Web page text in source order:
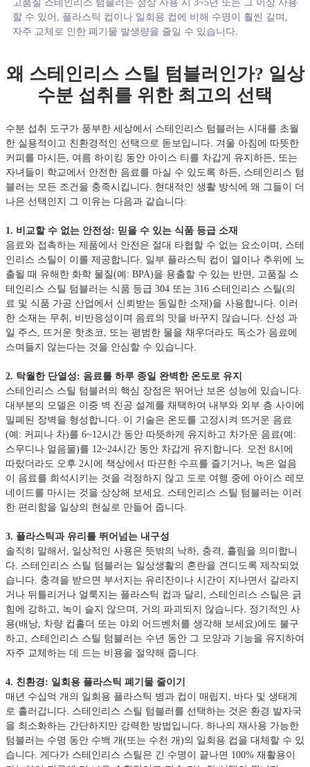
고품질 스테인리스 텀블러는 정상 사용 시 3~5년 또는 그 이상 사용
할 수 있어, 플라스틱 컵이나 일회용 컵에 비해 수명이 훨씬 길며,
자주 교체로 인한 폐기물 발생량을 줄일 수 있습니다.
왜 스테인리스 스틸 텀블러인가? 일상
수분 섭취를 위한 최고의 선택
수분 섭취 도구가 풍부한 세상에서 스테인리스 텀블러는 시대를 초월
한 실용적이고 친환경적인 선택으로 돋보입니다. 겨울 아침에 따뜻한
커피를 마시든, 여름 하이킹 동안 아이스 티를 차갑게 유지하든, 또는
자녀들이 학교에서 안전한 음료를 마실 수 있도록 하든, 스테인리스 텀
블러는 모든 조건을 충족시킵니다. 현대적인 생활 방식에 왜 그들이 더
나은 선택인지 그 이유는 다음과 같습니다:
1. 비교할 수 없는 안전성: 믿을 수 있는 식품 등급 소재
음료와 접촉하는 제품에서 안전은 절대 타협할 수 없는 요소이며, 스테
인리스 스틸이 이를 제공합니다. 일부 플라스틱 컵이 열이나 추위에 노
출될 때 유해한 화학 물질(예: BPA)을 용출할 수 있는 반면, 고품질 스
테인리스 스틸 텀블러는 식품 등급 304 또는 316 스테인리스 스틸(의
료 및 식품 가공 산업에서 신뢰받는 동일한 소재)을 사용합니다. 이러
한 소재는 무취, 비반응성이며 음료의 맛을 바꾸지 않습니다. 산성 과
일 주스, 뜨거운 핫초코, 또는 평범한 물을 채우더라도 독소가 음료에
스며들지 않는다는 것을 안심할 수 있습니다.
2. 탁월한 단열성: 음료를 하루 종일 완벽한 온도로 유지
스테인리스 스틸 텀블러의 핵심 장점은 뛰어난 보온 성능에 있습니다.
대부분의 모델은 이중 벽 진공 설계를 채택하여 내부와 외부 층 사이에
밀폐된 장벽을 형성합니다. 이 기술은 온도를 고정시켜 뜨거운 음료
(예: 커피나 차)를 6~12시간 동안 따뜻하게 유지하고 차가운 음료(예:
스무디나 얼음물)를 12~24시간 동안 차갑게 유지합니다. 오전 8시에
따랐더라도 오후 2시에 책상에서 따끈한 수프를 즐기거나, 녹은 얼음
이 음료를 희석시키는 것을 걱정하지 않고 도로 여행 중에 아이스 레모
네이드를 마시는 것을 상상해 보세요. 스테인리스 스틸 텀블러는 이러
한 편리함을 일상의 현실로 만들어 줍니다.
3. 플라스틱과 유리를 뛰어넘는 내구성
솔직히 말해서, 일상적인 사용은 뜻밖의 낙하, 충격, 흘림을 의미합니
다. 스테인리스 스틸 텀블러는 일상생활의 혼란을 견디도록 제작되었
습니다. 충격을 받으면 부서지는 유리잔이나 시간이 지나면서 갈라지
거나 뒤틀리거나 얼룩지는 플라스틱 컵과 달리, 스테인리스 스틸은 긁
힘에 강하고, 녹이 슬지 않으며, 거의 파괴되지 않습니다. 정기적인 사
용(배낭, 차량 컵홀더 또는 야외 어드벤처를 생각해 보세요)에도 불구
하고, 스테인리스 스틸 텀블러는 수년 동안 그 모양과 기능을 유지하여
자주 교체하는 데 드는 비용을 절약해 줍니다.
4. 친환경: 일회용 플라스틱 폐기물 줄이기
매년 수십억 개의 일회용 플라스틱 병과 컵이 매립지, 바다 및 생태계
로 흘러갑니다. 스테인리스 스틸 텀블러를 선택하는 것은 환경 발자국
을 최소화하는 간단하지만 강력한 방법입니다. 하나의 재사용 가능한
텀블러는 수명 동안 수백 개(또는 수천 개)의 일회용 컵을 대체할 수 있
습니다. 게다가 스테인리스 스틸은 긴 수명이 끝나면 100% 재활용이